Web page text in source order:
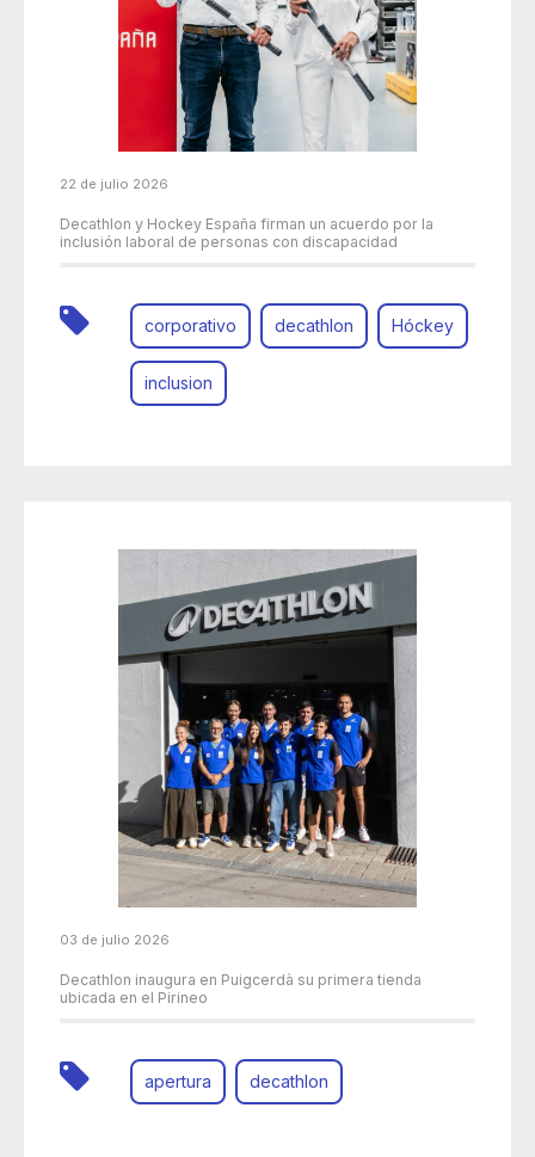
22 de julio 2026
Decathlon y Hockey España firman un acuerdo por la
inclusión laboral de personas con discapacidad
corporativo decathlon Hóckey
inclusion
03 de julio 2026
Decathlon inaugura en Puigcerdà su primera tienda
ubicada en el Pirineo
apertura decathlon